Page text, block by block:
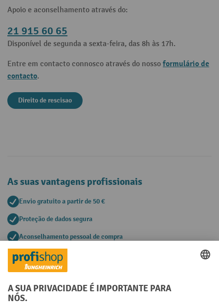
Apoio e aconselhamento através do:
21 915 60 65
Disponível de segunda a sexta-feira, das 8h às 17h.
Entre em contacto connosco através do nosso formulário de
contacto.
Direito de rescisao
As suas vantagens profissionais
Envio gratuito a partir de 50 €
Proteção de dados segura
Aconselhamento pessoal de compra
Métodos de pagamento